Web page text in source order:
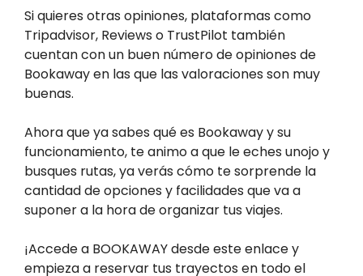
Si quieres otras opiniones, plataformas como
Tripadvisor, Reviews o TrustPilot también
cuentan con un buen número de opiniones de
Bookaway en las que las valoraciones son muy
buenas.
Ahora que ya sabes qué es Bookaway y su
funcionamiento, te animo a que le eches unojo y
busques rutas, ya verás cómo te sorprende la
cantidad de opciones y facilidades que va a
suponer a la hora de organizar tus viajes.
¡Accede a BOOKAWAY desde este enlace y
empieza a reservar tus trayectos en todo el